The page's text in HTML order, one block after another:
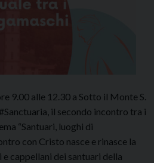
9.00 alle 12.30 a Sotto il Monte S.
il secondo incontro tra i
“Santuari, luoghi di
con Cristo nasce e rinasce la
cappellani dei santuari della